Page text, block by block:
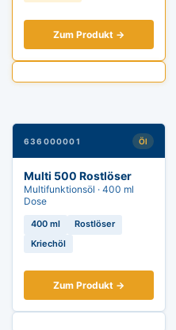
Zum Produkt →
636000001 Öl
Multi 500 Rostlöser
Multifunktionsöl · 400 ml
Dose
400 ml
Rostlöser
Kriechöl
Zum Produkt →